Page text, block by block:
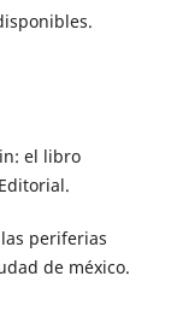
el libro
periferias
de méxico.